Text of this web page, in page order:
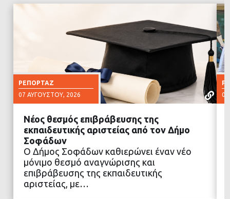
ΡΕΠΟΡΤΆΖ
07 ΑΥΓΟΎΣΤΟΥ, 2026
ΔΙΑΒΑΣΤΕ ΠΕΡΙΣΣΟΤΕΡΑ
Νέος θεσμός επιβράβευσης της
εκπαιδευτικής αριστείας από τον Δήμο
Σοφάδων
Ο Δήμος Σοφάδων καθιερώνει έναν νέο
μόνιμο θεσμό αναγνώρισης και
επιβράβευσης της εκπαιδευτικής
αριστείας, με…